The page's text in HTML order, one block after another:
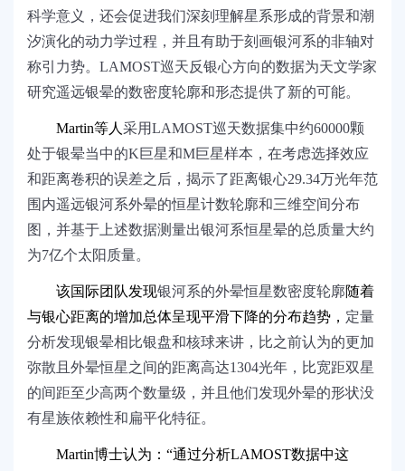
科学意义，还会促进我们深刻理解星系形成的背景和潮
汐演化的动力学过程，并且有助于刻画银河系的非轴对
称引力势。 LAMOST巡天反银心方向的数据为天文学家
研究遥远银晕的数密度轮廓和形态提供了新的可能。
Martin等人 采用LAMOST巡天数据集中约60000颗
处于银晕当中的K巨星和M巨星样本，在考虑选择效应
和距离卷积的误差之后，揭示了距离银心29.34万光年范
围内遥远银河系外晕的恒星计数轮廓和三维空间分布
图，并基于上述数据测量出银河系恒星晕的总质量大约
为7亿个太阳质量。
该国际团队发现银河系的外晕恒星数密度轮廓随着
与银心距离的增加总体呈现平滑下降的分布趋势， 定量
分析发现银晕相比银盘和核球来讲，比之前认为的更加
弥散且外晕恒星之间的距离高达1304光年，比宽距双星
的间距至少高两个数量级，并且他们发现外晕的形状没
有星族依赖性和扁平化特征。
Martin博士认为：“通过分析LAMOST数据中这